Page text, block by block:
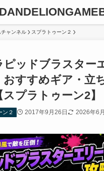
チャンネル スプラトゥーン２
ピッドブラスター
おすすめギア・立
スプラトゥーン2】
ン２ 2017年9月26日 2026年6